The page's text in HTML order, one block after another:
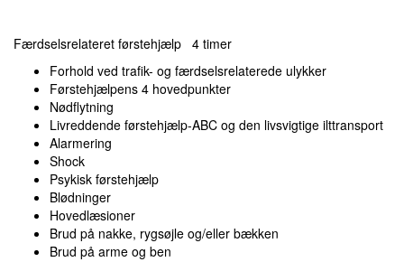
Færdselsrelateret førstehjælp 4 timer
Forhold ved trafik- og færdselsrelaterede ulykker
Førstehjælpens 4 hovedpunkter
Nødflytning
Livreddende førstehjælp-ABC og den livsvigtige ilttransport
Alarmering
Shock
Psykisk førstehjælp
Blødninger
Hovedlæsioner
Brud på nakke, rygsøjle og/eller bækken
Brud på arme og ben